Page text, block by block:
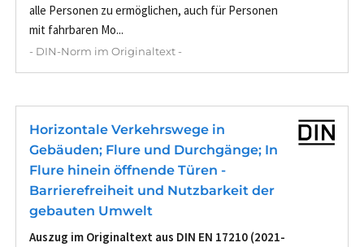
alle Personen zu ermöglichen, auch für Personen
mit fahrbaren Mo...
- DIN-Norm im Originaltext -
Horizontale Verkehrswege in
Gebäuden; Flure und Durchgänge; In
Flure hinein öffnende Türen -
Barrierefreiheit und Nutzbarkeit der
gebauten Umwelt
Auszug im Originaltext aus DIN EN 17210 (2021-